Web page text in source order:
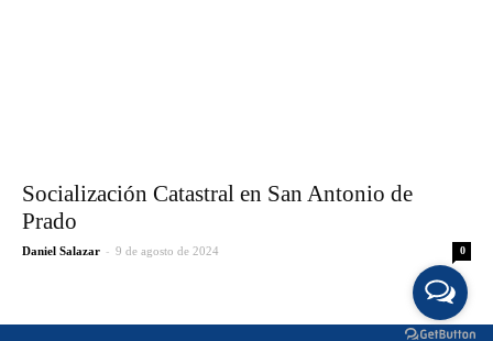
Socialización Catastral en San Antonio de
Prado
Daniel Salazar - 9 de agosto de 2024 0